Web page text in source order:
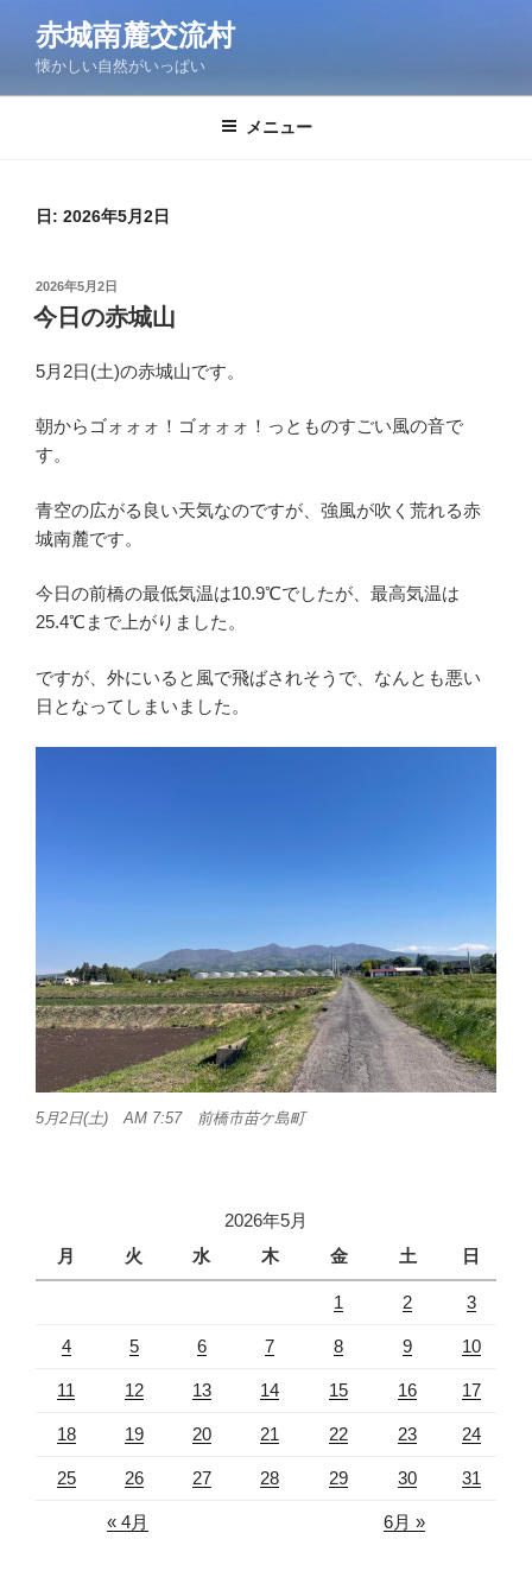
ン
赤城南麓交流村
懐かしい自然がいっぱい
メニュー
日: 2026年5月2日
投
稿
日:
2026年5月2日
今日の赤城山
5月2日(土)の赤城山です。
朝からゴォォォ！ゴォォォ！っとものすごい風の音で
す。
青空の広がる良い天気なのですが、強風が吹く荒れる赤
城南麓です。
今日の前橋の最低気温は10.9℃でしたが、最高気温は
25.4℃まで上がりました。
ですが、外にいると風で飛ばされそうで、なんとも悪い
日となってしまいました。
5月2日(土) AM 7:57 前橋市苗ケ島町
2026年5月
月
火 水 木 金 土 日
1 2 3
4 5 6 7 8 9 10
11 12 13 14 15 16 17
18 19 20 21 22 23 24
25 26 27 28 29 30 31
« 4月 6月 »